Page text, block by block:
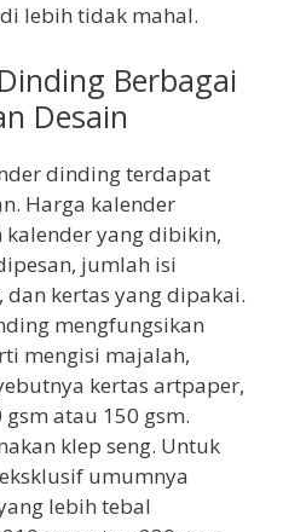
lebih tidak mahal.
Berbagai
Desain
dinding terdapat
Harga kalender
yang dibikin,
jumlah isi
kertas yang dipakai.
mengfungsikan
mengisi majalah,
kertas artpaper,
atau 150 gsm.
klep seng. Untuk
umumnya
lebih tebal